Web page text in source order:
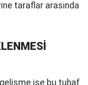
taraflar arasında
gelişme ise bu tuhaf